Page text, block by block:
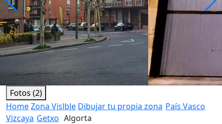
Fotos (2)
HomeZona Vislble Dibujar tu propia zona País Vasco
Vizcaya Getxo Algorta